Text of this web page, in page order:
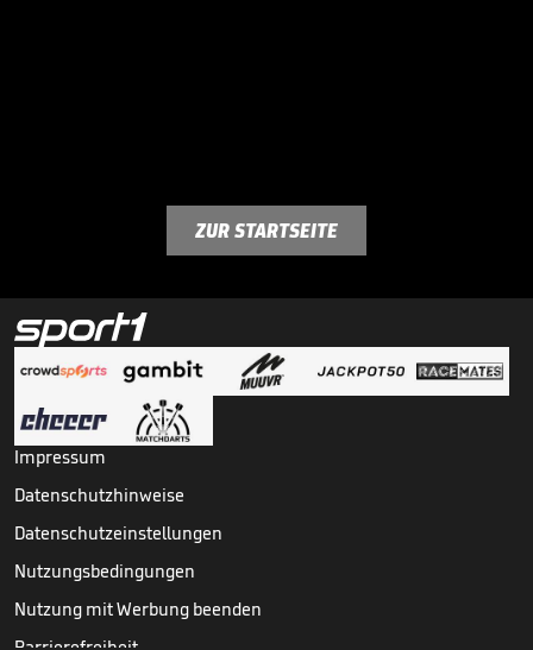
ZUR STARTSEITE
Impressum
Datenschutzhinweise
Datenschutzeinstellungen
Nutzungsbedingungen
Nutzung mit Werbung beenden